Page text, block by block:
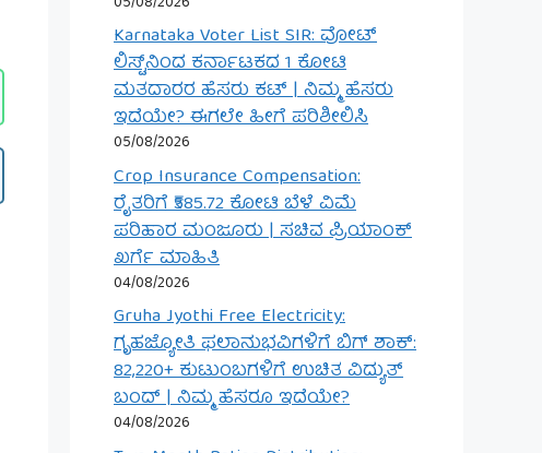
Karnataka Voter List SIR: ವೋಟ್
ಲಿಸ್ಟ್‌ನಿಂದ ಕರ್ನಾಟಕದ 1 ಕೋಟಿ
ಮತದಾರರ ಹೆಸರು ಕಟ್ | ನಿಮ್ಮ ಹೆಸರು
ಇದೆಯೇ? ಈಗಲೇ ಹೀಗೆ ಪರಿಶೀಲಿಸಿ
05/08/2026
Crop Insurance Compensation:
ರೈತರಿಗೆ ₹585.72 ಕೋಟಿ ಬೆಳೆ ವಿಮೆ
ಪರಿಹಾರ ಮಂಜೂರು | ಸಚಿವ ಪ್ರಿಯಾಂಕ್
ಖರ್ಗೆ ಮಾಹಿತಿ
04/08/2026
Gruha Jyothi Free Electricity:
ಗೃಹಜ್ಯೋತಿ ಫಲಾನುಭವಿಗಳಿಗೆ ಬಿಗ್ ಶಾಕ್:
82,220+ ಕುಟುಂಬಗಳಿಗೆ ಉಚಿತ ವಿದ್ಯುತ್
ಬಂದ್ | ನಿಮ್ಮ ಹೆಸರೂ ಇದೆಯೇ?
04/08/2026